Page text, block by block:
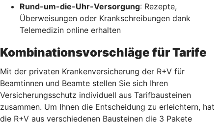
Rund-um-die-Uhr-Versorgung: Rezepte,
Überweisungen oder Krankschreibungen dank
Telemedizin online erhalten
Kombinationsvorschläge für Tarife
Mit der privaten Krankenversicherung der R+V für
Beamtinnen und Beamte stellen Sie sich Ihren
Versicherungsschutz individuell aus Tarifbausteinen
zusammen. Um Ihnen die Entscheidung zu erleichtern, hat
die R+V aus verschiedenen Bausteinen die 3 Pakete